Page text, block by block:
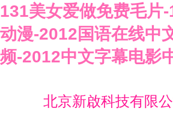
131美女爱做免费毛片
动漫-2012国语在线中
频-2012中文字幕电影
北京新啟科技有限